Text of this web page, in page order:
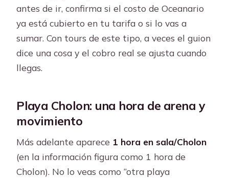
antes de ir, confirma si el costo de Oceanario
ya está cubierto en tu tarifa o si lo vas a
sumar. Con tours de este tipo, a veces el guion
dice una cosa y el cobro real se ajusta cuando
llegas.
Playa Cholon: una hora de arena y
movimiento
Más adelante aparece 1 hora en sala/Cholon
(en la información figura como 1 hora de
Cholon). No lo veas como “otra playa